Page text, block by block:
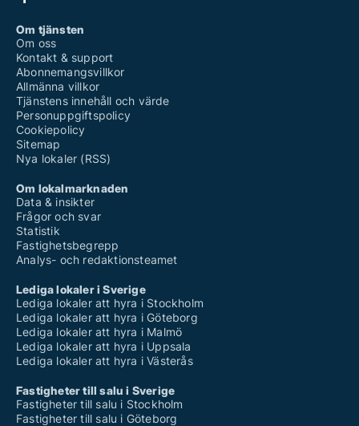
Om tjänsten
Om oss
Kontakt & support
Abonnemangsvillkor
Allmänna villkor
Tjänstens innehåll och värde
Personuppgiftspolicy
Cookiepolicy
Sitemap
Nya lokaler (RSS)
Om lokalmarknaden
Data & insikter
Frågor och svar
Statistik
Fastighetsbegrepp
Analys- och redaktionsteamet
Lediga lokaler i Sverige
Lediga lokaler att hyra i Stockholm
Lediga lokaler att hyra i Göteborg
Lediga lokaler att hyra i Malmö
Lediga lokaler att hyra i Uppsala
Lediga lokaler att hyra i Västerås
Fastigheter till salu i Sverige
Fastigheter till salu i Stockholm
Fastigheter till salu i Göteborg